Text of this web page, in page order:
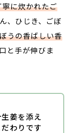
に炊かれたご
、ひじき、ごぼ
うの香ばしい香
と手が伸びま
姜を添え
わりです